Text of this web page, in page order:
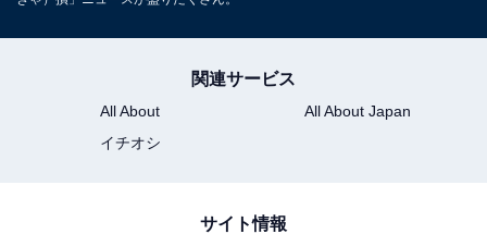
関連サービス
All About
All About Japan
イチオシ
サイト情報